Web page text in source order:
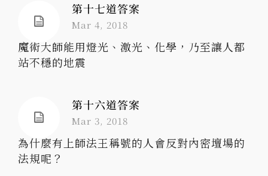
第十七道答案
Mar 4, 2018
魔術大師能用燈光、激光、化學，乃至讓人都
站不穩的地震
第十六道答案
Mar 3, 2018
為什麼有上師法王稱號的人會反對內密壇場的
法規呢？